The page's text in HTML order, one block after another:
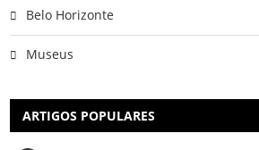
Belo Horizonte
Museus
ARTIGOS POPULARES